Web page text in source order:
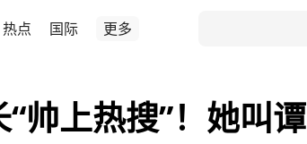
热点 国际 更多
帅上热搜”！她叫谭